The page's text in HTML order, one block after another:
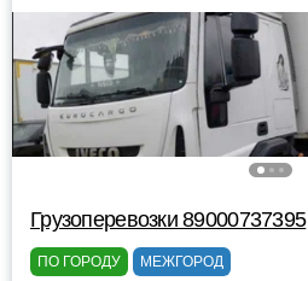
Грузоперевозки 89000737395
ПО ГОРОДУ МЕЖГОРОД